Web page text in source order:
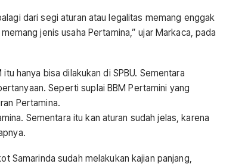
dari segi aturan atau legalitas memang enggak
jenis usaha Pertamina,” ujar Markaca, pada
hanya bisa dilakukan di SPBU. Sementara
Seperti suplai BBM Pertamini yang
Pertamina.
Sementara itu kan aturan sudah jelas, karena
Samarinda sudah melakukan kajian panjang,